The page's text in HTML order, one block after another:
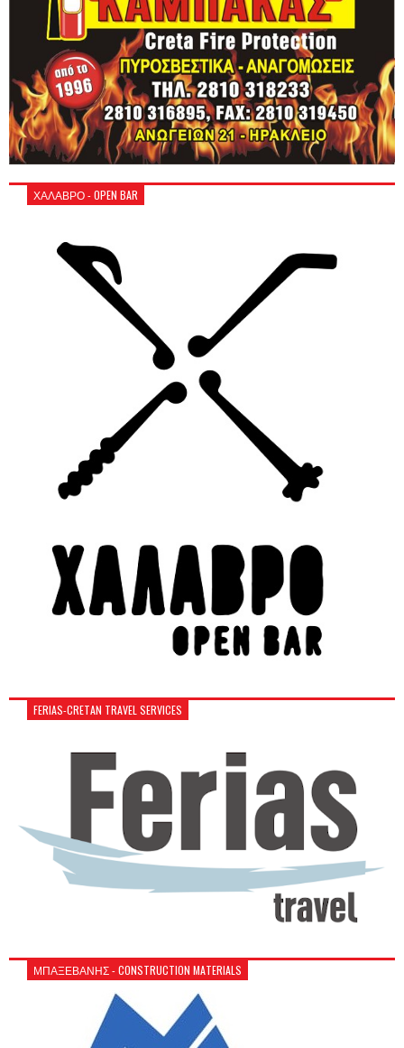
ΧΑΛΑΒΡΟ - OPEN BAR
FERIAS-CRETAN TRAVEL SERVICES
ΜΠΑΞΕΒΑΝΗΣ - CONSTRUCTION MATERIALS